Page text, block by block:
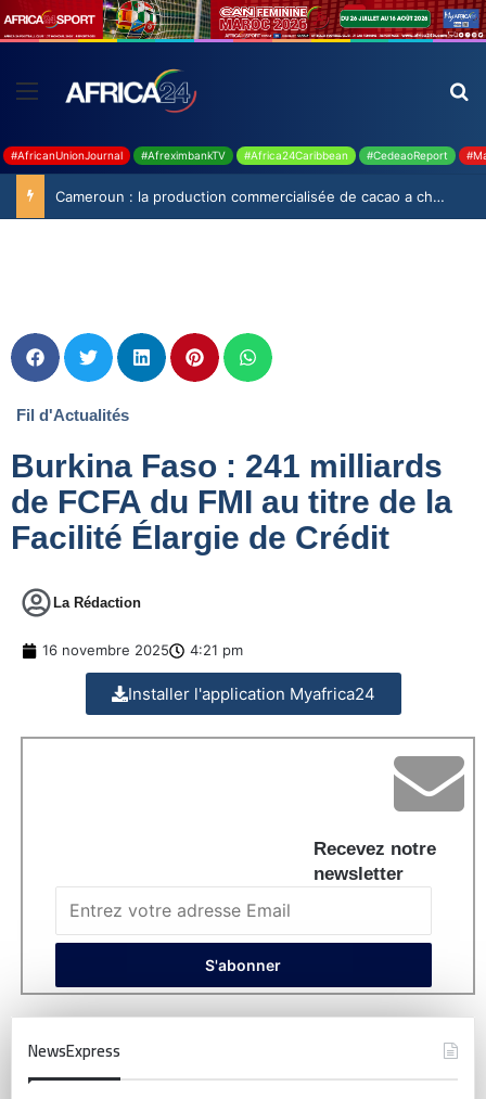
#AfricanUnionJournal #AfreximbankTV #Africa24Caribbean #CedeaoReport
Cameroun : la production commercialisée de cacao a chuté de 19,9% durant la saison 2025-2026
Fil d'Actualités
Burkina Faso : 241 milliards
de FCFA du FMI au titre de la
Facilité Élargie de Crédit
La Rédaction
16 novembre 2025 4:21 pm
Installer l'application Myafrica24
Recevez notre
newsletter
NewsExpress